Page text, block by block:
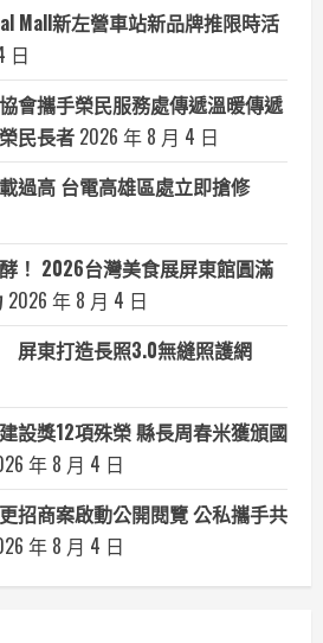
Mall新左營車站新品牌推限時活
日
會攜手榮民服務處傳遞溫暖傳遞
民長者 2026 年 8 月 4 日
過高 台電高雄區處立即搶修
！ 2026台灣美食展屏東館圓滿
2026 年 8 月 4 日
屏東打造長照3.0無縫照護網
設獎12項殊榮 縣長周春米獲頒國
年 8 月 4 日
招商案啟動公開閱覽 公私攜手共
年 8 月 4 日